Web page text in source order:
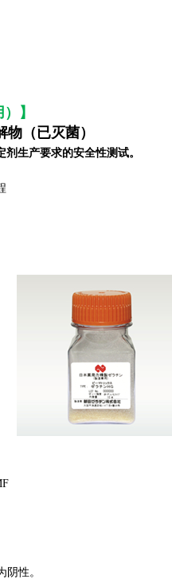
】
（已灭菌）
生产要求的安全性测试。
性。